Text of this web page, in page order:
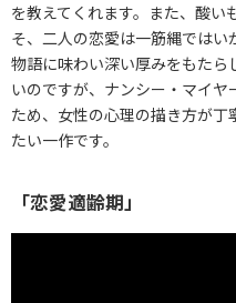
を教えてくれます。また、酸い
そ、二人の恋愛は一筋縄では
物語に味わい深い厚みをもたら
いのですが、ナンシー・マイヤ
ため、女性の心理の描き方が丁
たい一作です。
「恋愛適齢期」